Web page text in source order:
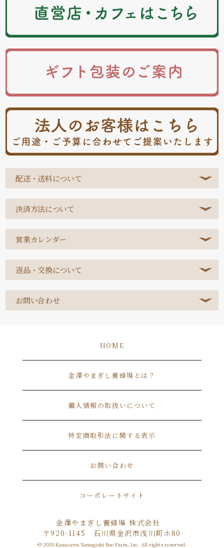
配送・送料について
決済方法について
営業カレンダー
返品・交換について
お問い合わせ
HOME
金澤やまぎし養蜂場とは？
個人情報の取扱いについて
特定商取引法に関する表示
お問い合わせ
コーポレートサイト
金澤やまぎし養蜂場 株式会社
〒920-1145 石川県金沢市浅川町ホ80
© 2020 Kanazawa Yamagishi Bee Farm, Inc. All rights reserved.